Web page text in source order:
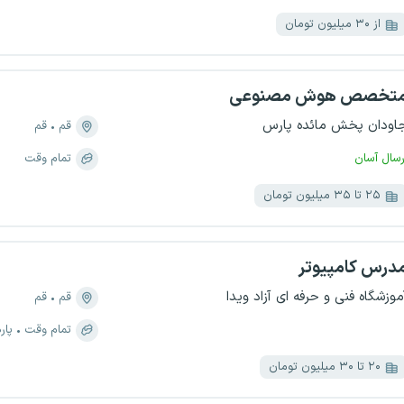
از ۳۰ میلیون تومان
هوش مصنوعی
پخش مائده پارس
آسان
قم
قم
تمام وقت
۲۵ تا ۳۵ میلیون تومان
کامپیوتر
فنی و حرفه ای آزاد ویدا قم
قم
تمام وقت
۲۰ تا ۳۰ میلیون تومان